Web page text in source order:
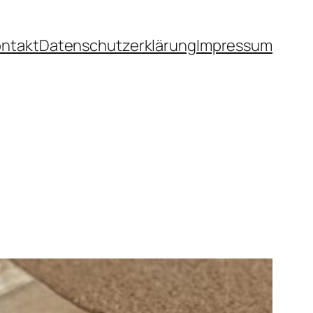
DatenschutzerklärungImpressum